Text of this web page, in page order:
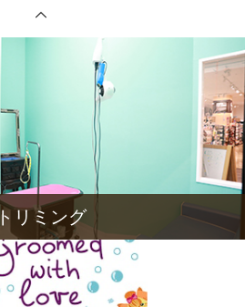
トリミング